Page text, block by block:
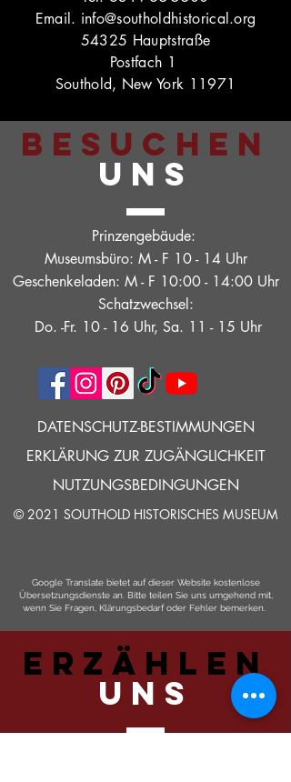
Email. info@southoldhistorical.org
54325 Hauptstraße
Postfach 1
Southold, New York 11971
BESUCHEN
UNS
Prinzengebäude:
Museumsbüro: M - F 10 - 14 Uhr
Geschenkeladen: M - F 10:00 - 14:00 Uhr
Schatzwechsel:
Do. -Fr. 10 - 16 Uhr, Sa. 11 - 15 Uhr
DATENSCHUTZ-BESTIMMUNGEN
ERKLÄRUNG ZUR ZUGÄNGLICHKEIT
NUTZUNGSBEDINGUNGEN
© 2021 SOUTHOLD HISTORISCHES MUSEUM
Google Translate bietet auf dieser Website kostenlose
Übersetzungsdienste an. Bitte teilen Sie uns umgehend mit,
wenn Sie Fragen, Klärungsbedarf oder Fehler bemerken.
ERZÄHLEN
UNS